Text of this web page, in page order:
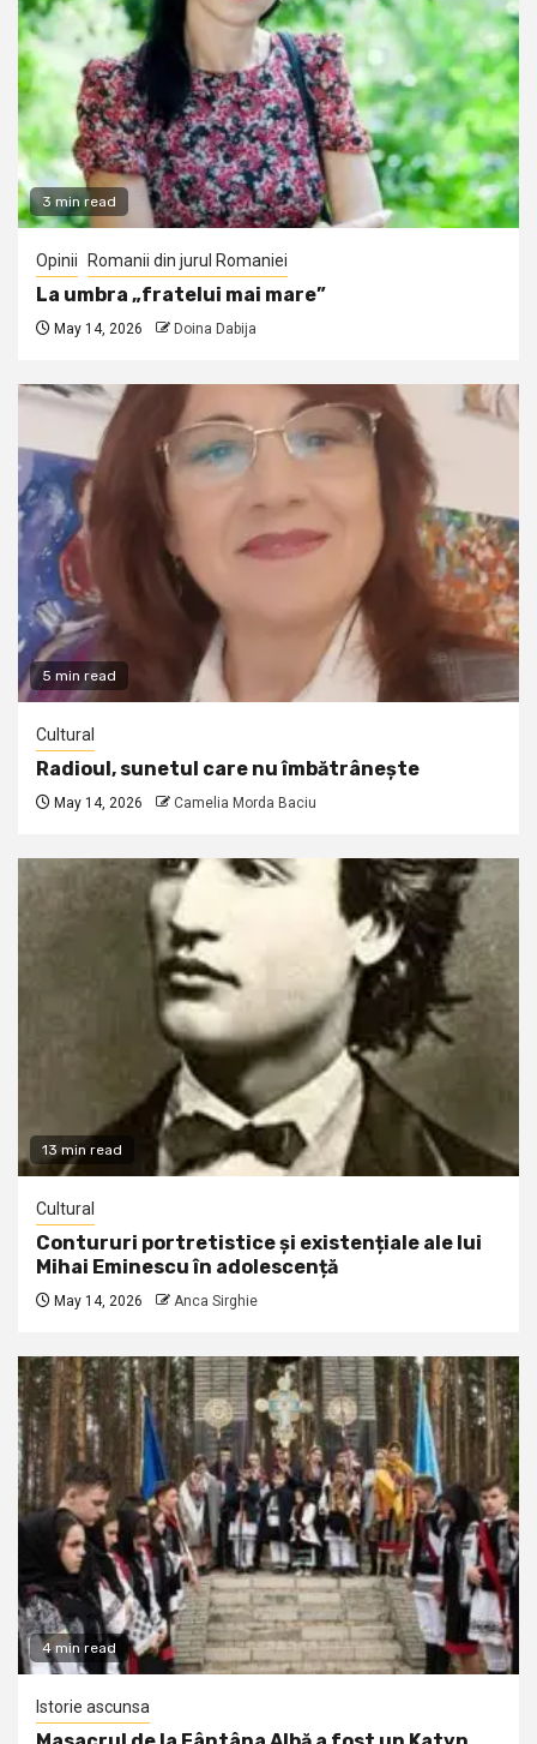
3 min read
Opinii Romanii din jurul Romaniei
La umbra „fratelui mai mare”
May 14, 2026 Doina Dabija
5 min read
Cultural
Radioul, sunetul care nu îmbătrânește
May 14, 2026 Camelia Morda Baciu
13 min read
Cultural
Contururi portretistice și existențiale ale lui
Mihai Eminescu în adolescență
May 14, 2026 Anca Sirghie
4 min read
Istorie ascunsa